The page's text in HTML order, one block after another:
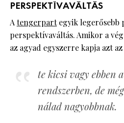
PERSPEKTÍVAVÁLTÁS
Atengerpartegyik legerősebb
perspektívaváltás. Amikor a
az agyad egyszerre kapja azt
te kicsi vagy ebben
rendszerben, de
nálad nagyobbnak.